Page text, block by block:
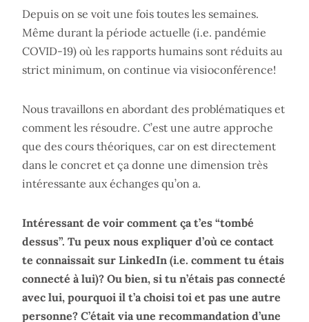
Depuis on se voit une fois toutes les semaines.
Même durant la période actuelle (i.e. pandémie
COVID-19) où les rapports humains sont réduits au
strict minimum, on continue via visioconférence!
Nous travaillons en abordant des problématiques et
comment les résoudre. C’est une autre approche
que des cours théoriques, car on est directement
dans le concret et ça donne une dimension très
intéressante aux échanges qu’on a.
Intéressant de voir comment ça t’es “tombé
dessus”. Tu peux nous expliquer d’où ce contact
te connaissait sur LinkedIn (i.e. comment tu étais
connecté à lui)? Ou bien, si tu n’étais pas connecté
avec lui, pourquoi il t’a choisi toi et pas une autre
personne? C’était via une recommandation d’une